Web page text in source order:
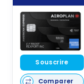
Souscrire
Comparer